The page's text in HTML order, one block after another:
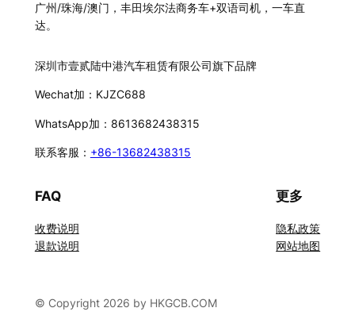
广州/珠海/澳门，丰田埃尔法商务车+双语司机，一车直
达。
深圳市壹贰陆中港汽车租赁有限公司旗下品牌
Wechat加：KJZC688
WhatsApp加：8613682438315
联系客服： +86-13682438315
FAQ
收费说明
退款说明
更多
隐私政策
网站地图
© Copyright 2026 by HKGCB.COM